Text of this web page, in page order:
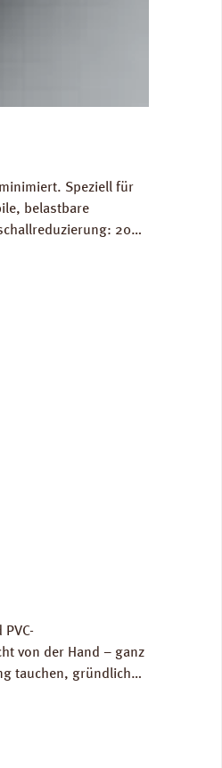
Speziell für
belastbare
20
Verfügbare
von der Hand – ganz
tauchen, gründlich